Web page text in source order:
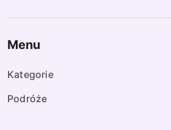
Menu
Kategorie
Podróże